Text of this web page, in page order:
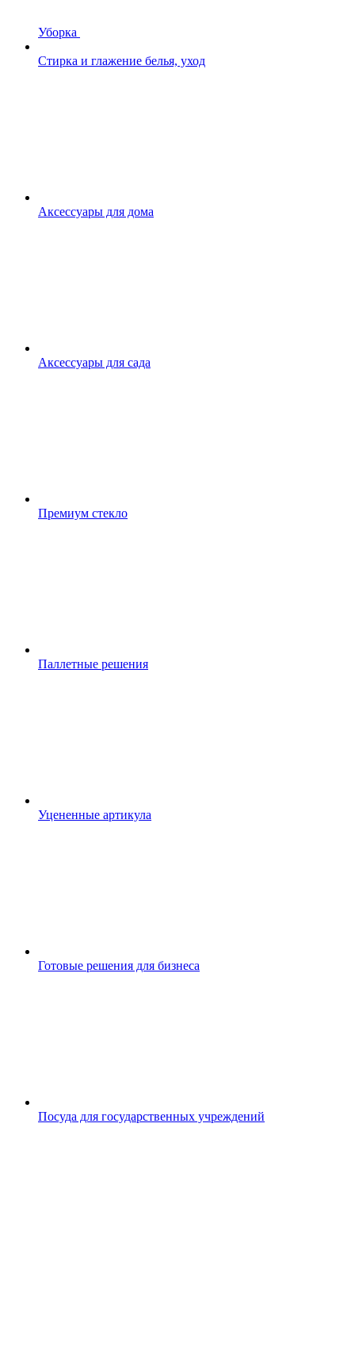
Уборка
Стирка и глажение белья, уход
Аксессуары для дома
Аксессуары для сада
Премиум стекло
Паллетные решения
Уцененные артикула
Готовые решения для бизнеса
Посуда для государственных учреждений